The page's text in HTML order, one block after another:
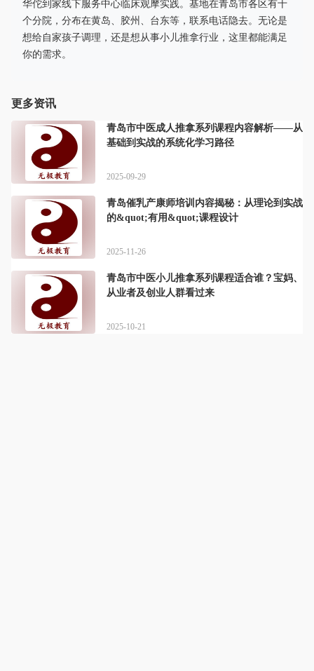
华佗到家线下服务中心临床观摩实践。基地在青岛市各区有十
个分院，分布在黄岛、胶州、台东等，联系电话隐去。无论是
想给自家孩子调理，还是想从事小儿推拿行业，这里都能满足
你的需求。
更多资讯
青岛市中医成人推拿系列课程内容解析——从
基础到实战的系统化学习路径
2025-09-29
青岛催乳产康师培训内容揭秘：从理论到实战
的&quot;有用&quot;课程设计
2025-11-26
青岛市中医小儿推拿系列课程适合谁？宝妈、
从业者及创业人群看过来
2025-10-21